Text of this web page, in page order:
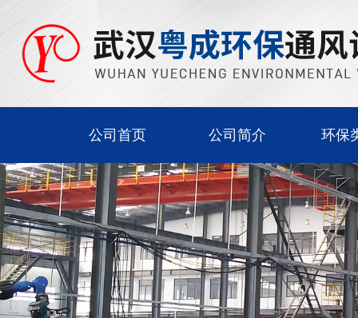
公司首页 公司简介 环保